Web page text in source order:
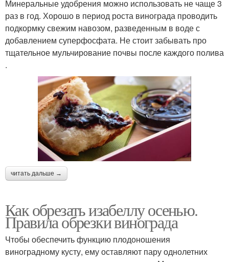
Минеральные удобрения можно использовать не чаще 3
раз в год. Хорошо в период роста винограда проводить
подкормку свежим навозом, разведенным в воде с
добавлением суперфосфата. Не стоит забывать про
тщательное мульчирование почвы после каждого полива
.
читать дальше →
Как обрезать изабеллу осенью.
Правила обрезки винограда
Чтобы обеспечить функцию плодоношения
виноградному кусту, ему оставляют пару однолетних